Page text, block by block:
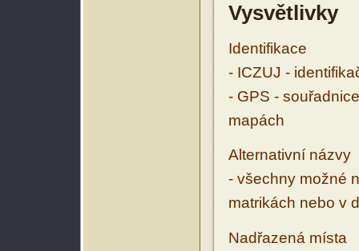
Vysvětlivky
Identifikace
- ICZUJ -
- GPS -
mapách
Alternativní názvy
- všechny možné
matrikách nebo v
Nadřazená místa